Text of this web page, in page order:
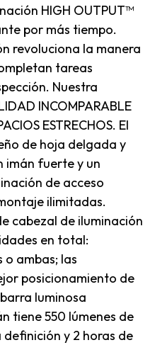
HIGH OUTPUT™
por más tiempo.
revoluciona la manera
tareas
Nuestra
INCOMPARABLE
ESTRECHOS. El
de hoja delgada y
imán fuerte y un
de acceso
ilimitadas.
cabezal de iluminación
en total:
ambas; las
posicionamiento de
luminosa
tiene 550 lúmenes de
y 2 horas de